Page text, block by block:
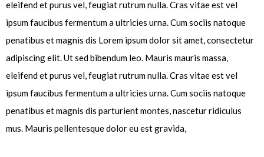
eleifend et purus vel, feugiat rutrum nulla. Cras vitae est vel
ipsum faucibus fermentum a ultricies urna. Cum sociis natoque
penatibus et magnis dis Lorem ipsum dolor sit amet, consectetur
adipiscing elit. Ut sed bibendum leo. Mauris mauris massa,
eleifend et purus vel, feugiat rutrum nulla. Cras vitae est vel
ipsum faucibus fermentum a ultricies urna. Cum sociis natoque
penatibus et magnis dis parturient montes, nascetur ridiculus
mus. Mauris pellentesque dolor eu est gravida,